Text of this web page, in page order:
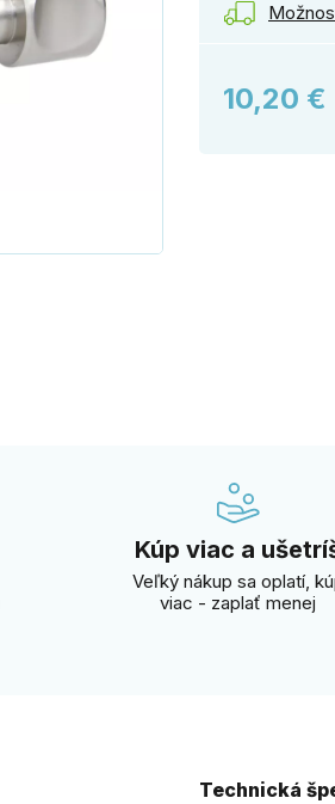
10,20 €
Kúp viac a
Veľký nákup sa oplatí,
viac - zaplať menej
Technická